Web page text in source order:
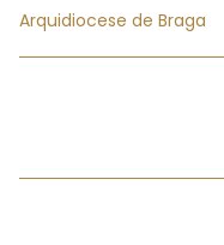
Arquidiocese de Braga